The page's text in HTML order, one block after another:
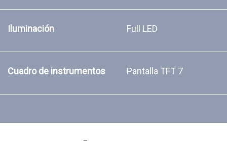
Iluminación Full LED
Cuadro de instrumentos Pantalla TFT 7